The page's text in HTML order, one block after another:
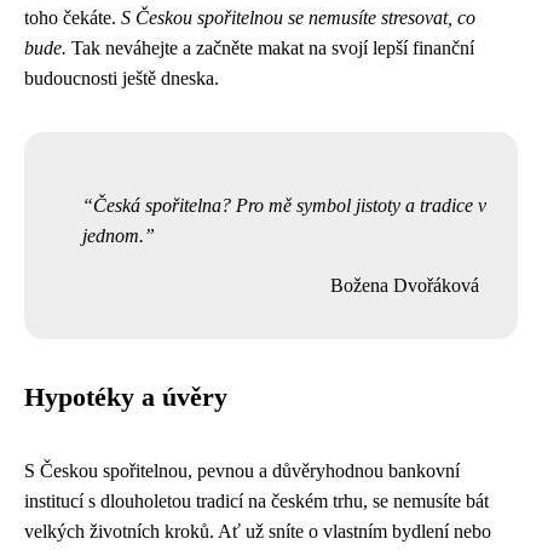
toho čekáte. S Českou spořitelnou se nemusíte stresovat, co
bude. Tak neváhejte a začněte makat na svojí lepší finanční
budoucnosti ještě dneska.
Česká spořitelna? Pro mě symbol jistoty a tradice v
jednom.
Božena Dvořáková
Hypotéky a úvěry
S Českou spořitelnou, pevnou a důvěryhodnou bankovní
institucí s dlouholetou tradicí na českém trhu, se nemusíte bát
velkých životních kroků. Ať už sníte o vlastním bydlení nebo